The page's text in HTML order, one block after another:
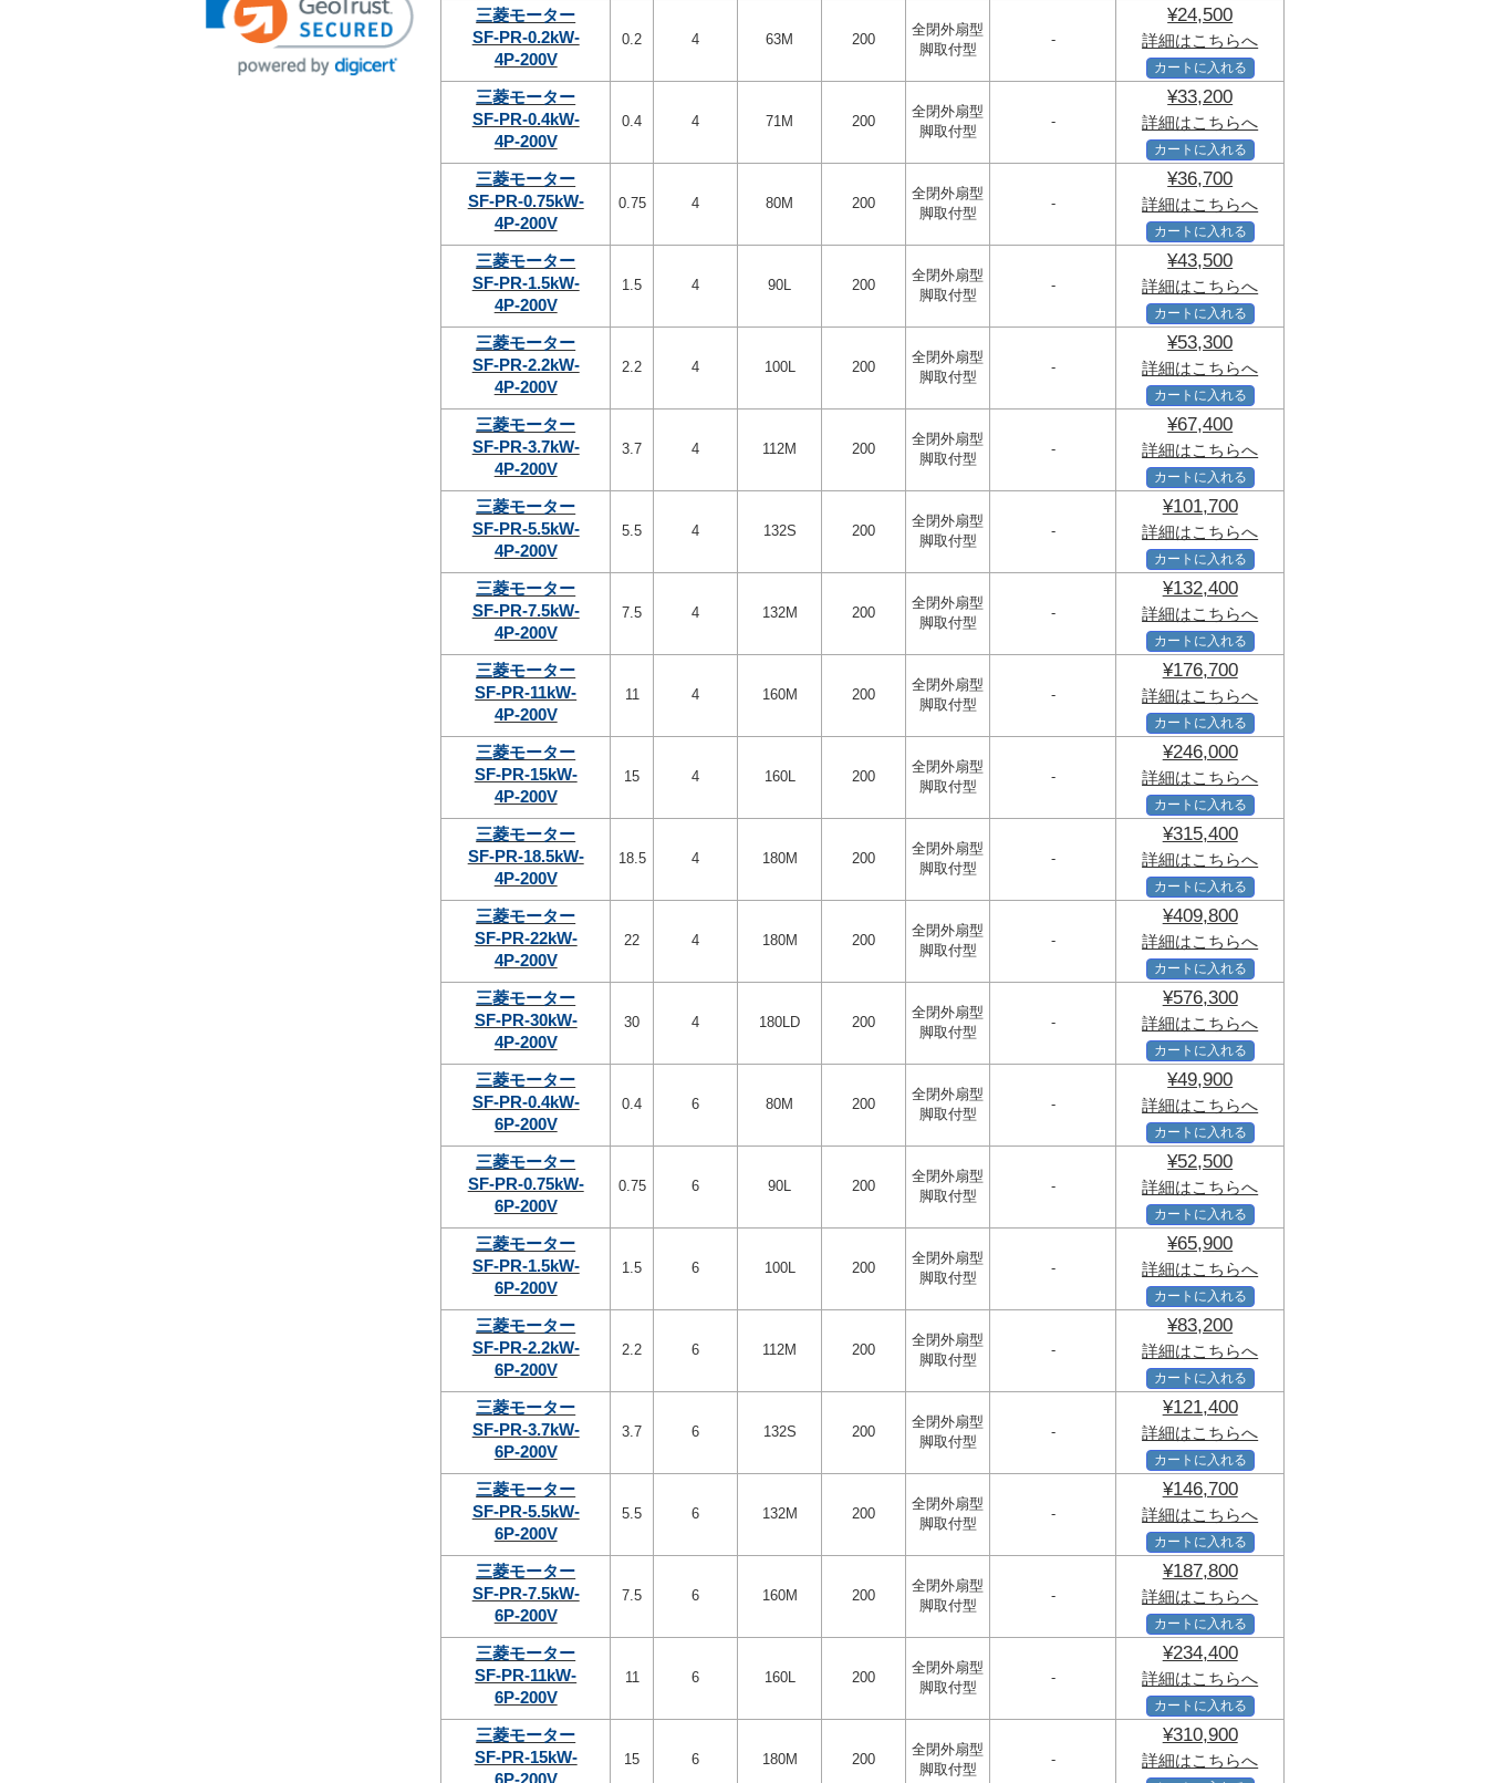
三菱モーター
SF-PR-0.2kW-
4P-200V
0.2 4 63M 200
全閉外扇型
脚取付型
-
¥24,500
詳細はこちらへ
カートに入れる
三菱モーター
SF-PR-0.4kW-
4P-200V
0.4 4 71M 200
全閉外扇型
脚取付型
-
¥33,200
詳細はこちらへ
カートに入れる
三菱モーター
SF-PR-0.75kW-
4P-200V
0.75 4 80M 200
全閉外扇型
脚取付型
-
¥36,700
詳細はこちらへ
カートに入れる
三菱モーター
SF-PR-1.5kW-
4P-200V
1.5 4 90L 200
全閉外扇型
脚取付型
-
¥43,500
詳細はこちらへ
カートに入れる
三菱モーター
SF-PR-2.2kW-
4P-200V
2.2 4 100L 200
全閉外扇型
脚取付型
-
¥53,300
詳細はこちらへ
カートに入れる
三菱モーター
SF-PR-3.7kW-
4P-200V
3.7 4 112M 200
全閉外扇型
脚取付型
-
¥67,400
詳細はこちらへ
カートに入れる
三菱モーター
SF-PR-5.5kW-
4P-200V
5.5 4 132S 200
全閉外扇型
脚取付型
-
¥101,700
詳細はこちらへ
カートに入れる
三菱モーター
SF-PR-7.5kW-
4P-200V
7.5 4 132M 200
全閉外扇型
脚取付型
-
¥132,400
詳細はこちらへ
カートに入れる
三菱モーター
SF-PR-11kW-
4P-200V
11 4 160M 200
全閉外扇型
脚取付型
-
¥176,700
詳細はこちらへ
カートに入れる
三菱モーター
SF-PR-15kW-
4P-200V
15 4 160L 200
全閉外扇型
脚取付型
-
¥246,000
詳細はこちらへ
カートに入れる
三菱モーター
SF-PR-18.5kW-
4P-200V
18.5 4 180M 200
全閉外扇型
脚取付型
-
¥315,400
詳細はこちらへ
カートに入れる
三菱モーター
SF-PR-22kW-
4P-200V
22 4 180M 200
全閉外扇型
脚取付型
-
¥409,800
詳細はこちらへ
カートに入れる
三菱モーター
SF-PR-30kW-
4P-200V
30 4 180LD 200
全閉外扇型
脚取付型
-
¥576,300
詳細はこちらへ
カートに入れる
三菱モーター
SF-PR-0.4kW-
6P-200V
0.4 6 80M 200
全閉外扇型
脚取付型
-
¥49,900
詳細はこちらへ
カートに入れる
三菱モーター
SF-PR-0.75kW-
6P-200V
0.75 6 90L 200
全閉外扇型
脚取付型
-
¥52,500
詳細はこちらへ
カートに入れる
三菱モーター
SF-PR-1.5kW-
6P-200V
1.5 6 100L 200
全閉外扇型
脚取付型
-
¥65,900
詳細はこちらへ
カートに入れる
三菱モーター
SF-PR-2.2kW-
6P-200V
2.2 6 112M 200
全閉外扇型
脚取付型
-
¥83,200
詳細はこちらへ
カートに入れる
三菱モーター
SF-PR-3.7kW-
6P-200V
3.7 6 132S 200
全閉外扇型
脚取付型
-
¥121,400
詳細はこちらへ
カートに入れる
三菱モーター
SF-PR-5.5kW-
6P-200V
5.5 6 132M 200
全閉外扇型
脚取付型
-
¥146,700
詳細はこちらへ
カートに入れる
三菱モーター
SF-PR-7.5kW-
6P-200V
7.5 6 160M 200
全閉外扇型
脚取付型
-
¥187,800
詳細はこちらへ
カートに入れる
三菱モーター
SF-PR-11kW-
6P-200V
11 6 160L 200
全閉外扇型
脚取付型
-
¥234,400
詳細はこちらへ
カートに入れる
三菱モーター
SF-PR-15kW-
6P-200V
15 6 180M 200
全閉外扇型
脚取付型
-
¥310,900
詳細はこちらへ